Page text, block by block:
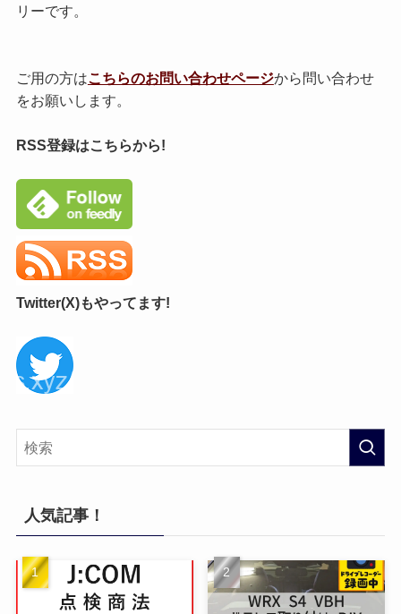
リーです。
ご用の方はこちらのお問い合わせページから問い合わせ
をお願いします。
RSS登録はこちらから!
Twitter(X)もやってます!
人気記事！